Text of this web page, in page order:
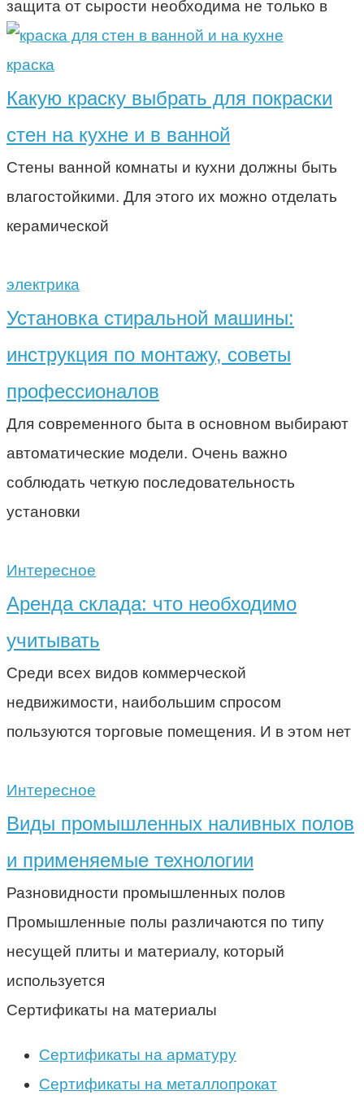
защита от сырости необходима не только в
краска
Какую краску выбрать для покраски
стен на кухне и в ванной
Стены ванной комнаты и кухни должны быть
влагостойкими. Для этого их можно отделать
керамической
электрика
Установка стиральной машины:
инструкция по монтажу, советы
профессионалов
Для современного быта в основном выбирают
автоматические модели. Очень важно
соблюдать четкую последовательность
установки
Интересное
Аренда склада: что необходимо
учитывать
Среди всех видов коммерческой
недвижимости, наибольшим спросом
пользуются торговые помещения. И в этом нет
Интересное
Виды промышленных наливных полов
и применяемые технологии
Разновидности промышленных полов
Промышленные полы различаются по типу
несущей плиты и материалу, который
используется
Сертификаты на материалы
Сертификаты на арматуру
Сертификаты на металлопрокат